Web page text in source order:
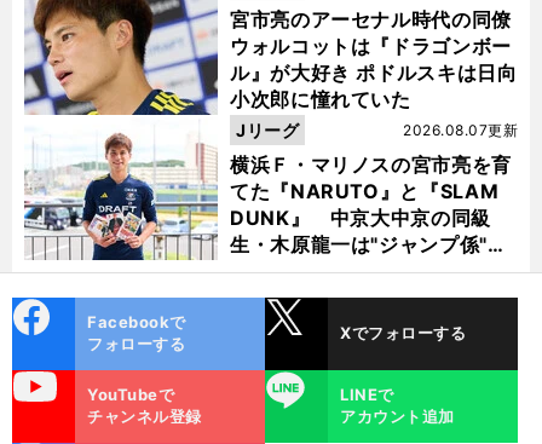
宮市亮のアーセナル時代の同僚
ウォルコットは『ドラゴンボー
ル』が大好き ポドルスキは日向
小次郎に憧れていた
横浜Ｆ・マリノスの宮市亮を育
てた『NARUTO』と『SLAM
DUNK』 中京大中京の同級
生・木原龍一は"ジャンプ係"だ
った
2026.08.07更新
Jリーグ
ok
Facebookで
フォローする
Xでフォローする
YouTubeで
チャンネル登録
LINE
LINEで
アカウント追加